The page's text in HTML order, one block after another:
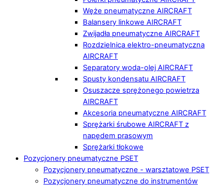
Węże pneumatyczne AIRCRAFT
Balansery linkowe AIRCRAFT
Zwijadła pneumatyczne AIRCRAFT
Rozdzielnica elektro-pneumatyczna
AIRCRAFT
Separatory woda-olej AIRCRAFT
Spusty kondensatu AIRCRAFT
Osuszacze sprężonego powietrza
AIRCRAFT
Akcesoria pneumatyczne AIRCRAFT
Sprężarki śrubowe AIRCRAFT z
napędem prasowym
Sprężarki tłokowe
Pozycjonery pneumatyczne PSET
Pozycjonery pneumatyczne - warsztatowe PSET
Pozycjonery pneumatyczne do instrumentów